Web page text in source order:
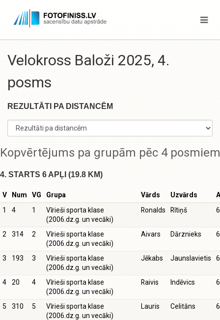
Velokross Baloži 2025, 4.
posms
REZULTĀTI PA DISTANCĒM
Kopvērtējums pa grupām pēc 4 posmiem
4. STARTS 6 APĻI (19.8 KM)
V Num VG Grupa Vārds Uzvārds
1
4 1
Vīrieši sporta klase
(2006.dz.g. un vecāki)
Ronalds Rītiņš 6
2 314 2
Vīrieši sporta klase
(2006.dz.g. un vecāki)
Aivars Dārznieks 6
3 193 3
Vīrieši sporta klase
(2006.dz.g. un vecāki)
Jēkabs Jaunslavietis 6
4 20 4
Vīrieši sporta klase
(2006.dz.g. un vecāki)
Raivis Indēvics 6
5 310 5
Vīrieši sporta klase
(2006.dz.g. un vecāki)
Lauris Celitāns 6